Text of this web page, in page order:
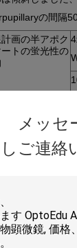
メッセ
ご連絡
の間隔
画の半アポク
ートの蛍光性の
目的のための